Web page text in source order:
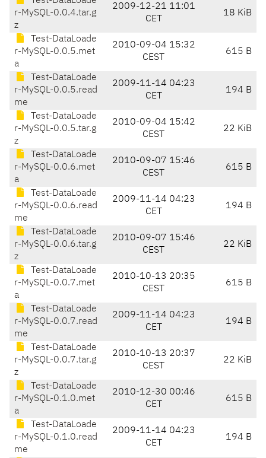
r-MySQL-0.0.4.tar.g
z
2009-12-21 11:01
CET
18 KiB
Test-DataLoade
r-MySQL-0.0.5.met
a
2010-09-04 15:32
CEST
615 B
Test-DataLoade
r-MySQL-0.0.5.read
me
2009-11-14 04:23
CET
194 B
Test-DataLoade
r-MySQL-0.0.5.tar.g
z
2010-09-04 15:42
CEST
22 KiB
Test-DataLoade
r-MySQL-0.0.6.met
a
2010-09-07 15:46
CEST
615 B
Test-DataLoade
r-MySQL-0.0.6.read
me
2009-11-14 04:23
CET
194 B
Test-DataLoade
r-MySQL-0.0.6.tar.g
z
2010-09-07 15:46
CEST
22 KiB
Test-DataLoade
r-MySQL-0.0.7.met
a
2010-10-13 20:35
CEST
615 B
Test-DataLoade
r-MySQL-0.0.7.read
me
2009-11-14 04:23
CET
194 B
Test-DataLoade
r-MySQL-0.0.7.tar.g
z
2010-10-13 20:37
CEST
22 KiB
Test-DataLoade
r-MySQL-0.1.0.met
a
2010-12-30 00:46
CET
615 B
Test-DataLoade
r-MySQL-0.1.0.read
me
2009-11-14 04:23
CET
194 B